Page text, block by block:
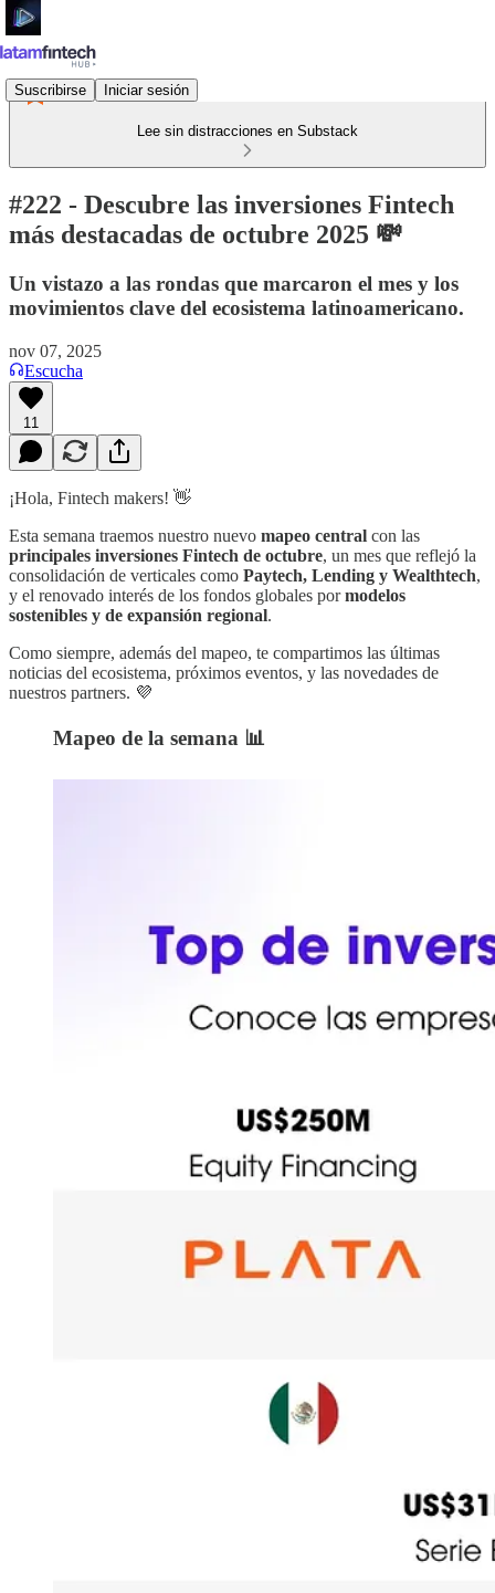
Suscribirse Iniciar sesión
Lee sin distracciones en Substack
#222 - Descubre las inversiones Fintech
más destacadas de octubre 2025 💸
Un vistazo a las rondas que marcaron el mes y los
movimientos clave del ecosistema latinoamericano.
nov 07, 2025
Escucha
11
¡Hola, Fintech makers! 👋
Esta semana traemos nuestro nuevo mapeo central con las
principales inversiones Fintech de octubre, un mes que reflejó la
consolidación de verticales como Paytech, Lending y Wealthtech,
y el renovado interés de los fondos globales pormodelos
sostenibles y de expansión regional.
Como siempre, además del mapeo, te compartimos las últimas
noticias del ecosistema, próximos eventos, y las novedades de
nuestros partners. 💜
Mapeo de la semana 📊